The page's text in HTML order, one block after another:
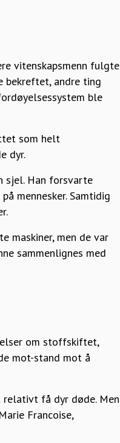
vitenskapsmenn fulgte
bekreftet, andre ting
ble
som helt
dyr.
sjel. Han forsvarte
mennesker. Samtidig
maskiner, men de var
sammenlignes med
om stoffskiftet,
mot-stand mot å
relativt få dyr døde. Men
Francoise,